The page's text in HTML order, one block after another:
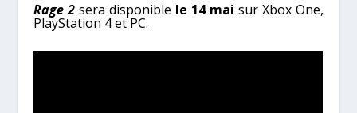
Rage 2 sera disponible le 14 mai sur Xbox One,
PlayStation 4 et PC.